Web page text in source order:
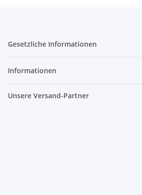
Gesetzliche Informationen
Informationen
Unsere Versand-Partner